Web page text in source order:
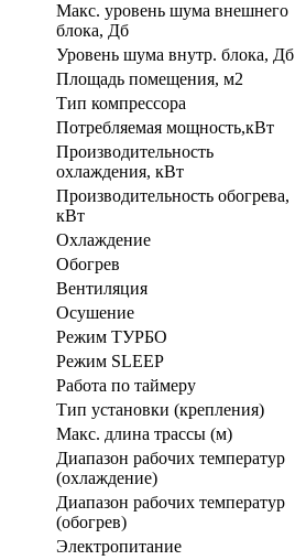
Макс. уровень шума внешнего
блока, Дб
Уровень шума внутр. блока, Дб
Площадь помещения, м2
Тип компрессора
Потребляемая мощность,кВт
Производительность
охлаждения, кВт
Производительность обогрева,
кВт
Охлаждение
Обогрев
Вентиляция
Осушение
Режим ТУРБО
Режим SLEEP
Работа по таймеру
Тип установки (крепления)
Макс. длина трассы (м)
Диапазон рабочих температур
(охлаждение)
Диапазон рабочих температур
(обогрев)
Электропитание